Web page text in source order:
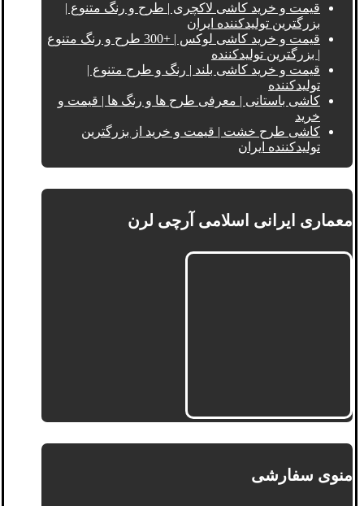
قیمت و خرید کاشی لاکچری | طرح و رنگ متنوع |
بزرگترین تولیدکننده ایران
قیمت و خرید کاشی لوکس | +300 طرح و رنگ متنوع
| بزرگترین تولیدکننده
قیمت و خرید کاشی بلند | رنگ و طرح متنوع |
تولیدکننده
کاشی باستانی | معرفی طرح ها و رنگ ها | قیمت و
خرید
کاشی طرح خشت | قیمت و خرید از بزرگترین
تولیدکننده ایران
معماری ایرانی اسلامی آرچی لرن
منوی سفارشی